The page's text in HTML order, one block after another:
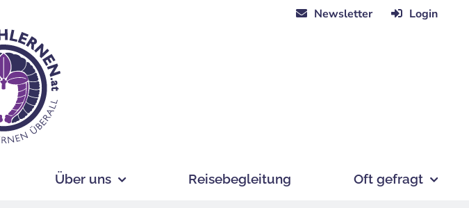
Newsletter Login
Über uns Reisebegleitung Oft gefragt